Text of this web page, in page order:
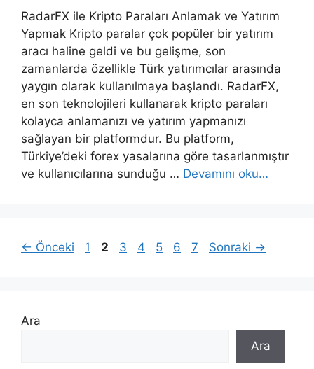
RadarFX ile Kripto Paraları Anlamak ve Yatırım
Yapmak Kripto paralar çok popüler bir yatırım
aracı haline geldi ve bu gelişme, son
zamanlarda özellikle Türk yatırımcılar arasında
yaygın olarak kullanılmaya başlandı. RadarFX,
en son teknolojileri kullanarak kripto paraları
kolayca anlamanızı ve yatırım yapmanızı
sağlayan bir platformdur. Bu platform,
Türkiye’deki forex yasalarına göre tasarlanmıştır
ve kullanıcılarına sunduğu … Devamını oku…
← Önceki Sayfa
1 Sayfa
2 Sayfa
3 Sayfa
4 Sayfa
5 Sayfa
6 Sayfa
7 Sonraki →
Ara
Ara